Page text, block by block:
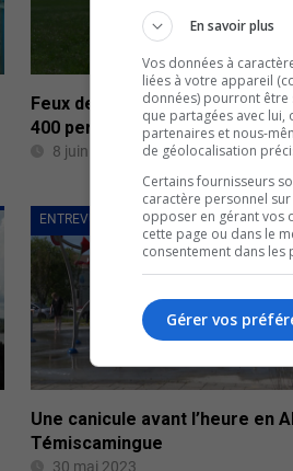
Feux de forêt : La qualité de
400 personnes en 15 ans
8 juin 2023
ENTREVUES
Une canicule avant l’heure en
Témiscamingue
30 mai 2023
En savoir plus
Vos données à
liées à votre appareil
données) pourront être
que partagées avec lui,
partenaires et nous-
de géolocalisation
Certains fournisseurs
caractère personnel
opposer en gérant vos
cette page ou dans le
consentement dans
Gérer vos